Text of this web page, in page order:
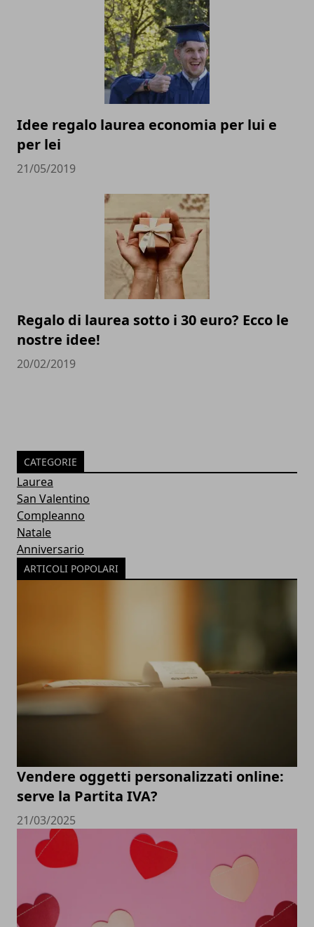
Idee regalo laurea economia per lui e
per lei
21/05/2019
Regalo di laurea sotto i 30 euro? Ecco le
nostre idee!
20/02/2019
CATEGORIE
Laurea
San Valentino
Compleanno
Natale
Anniversario
ARTICOLI POPOLARI
Vendere oggetti personalizzati online:
serve la Partita IVA?
21/03/2025